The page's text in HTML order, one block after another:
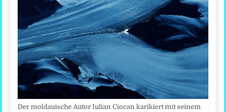
Der moldauische Autor Iulian Ciocan karikiert mit seinem